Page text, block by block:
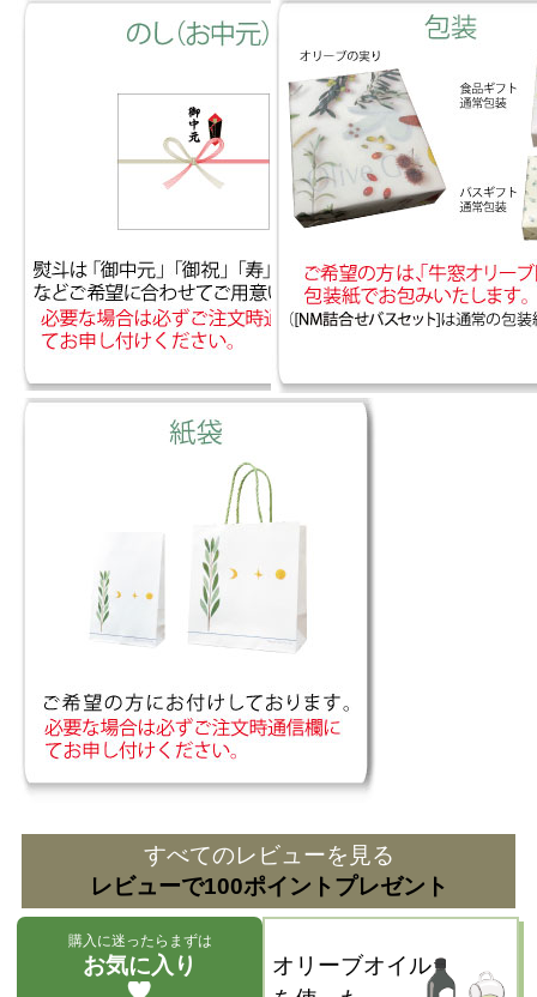
すべてのレビューを見る
レビューで100ポイントプレゼント
購入に迷ったらまずは
お気に入り
オリーブオイル